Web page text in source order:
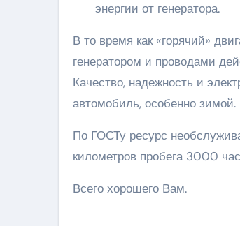
энергии от генератора.
В то время как «горячий»
генератором и проводами
Качество, надежность и
автомобиль, особенно зимой.
По ГОСТу ресурс
километров пробега 3000
Всего хорошего Вам.